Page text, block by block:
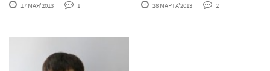
17 МАЯ'2013 1 28 МАРТА'2013 2